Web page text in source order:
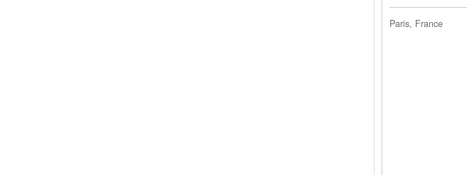
Paris, France